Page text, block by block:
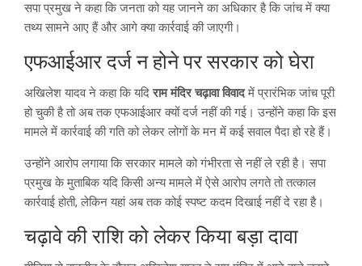
सपा प्रमुख ने कहा कि जनता को यह जानने का अधिकार है कि जांच में क्या
तथ्य सामने आए हैं और आगे क्या कार्रवाई की जाएगी।
एफआईआर दर्ज न होने पर सरकार को घेरा
अखिलेश यादव ने कहा कि यदिराम मंदिर चढ़ावा विवादमें प्रारंभिक जांच पूरी
हो चुकी है तो अब तक एफआईआर क्यों दर्ज नहीं की गई। उन्होंने कहा कि इस
मामले में कार्रवाई की गति को लेकर लोगों के मन में कई सवाल पैदा हो रहे हैं।
उन्होंने आरोप लगाया कि सरकार मामले को गंभीरता से नहीं ले रही है। सपा
प्रमुख के मुताबिक यदि किसी अन्य मामले में ऐसे आरोप लगते तो तत्काल
कार्रवाई होती, लेकिन यहां अब तक कोई स्पष्ट कदम दिखाई नहीं दे रहा है।
चढ़ावे की राशि को लेकर किया बड़ा दावा